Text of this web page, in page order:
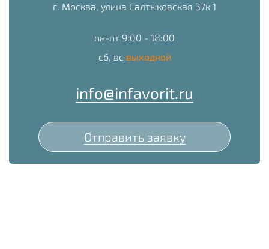
г. Москва, улица Салтыковская 37к 1
пн-пт 9:00 - 18:00
сб, вс выходной
info@infavorit.ru
Отправить заявку